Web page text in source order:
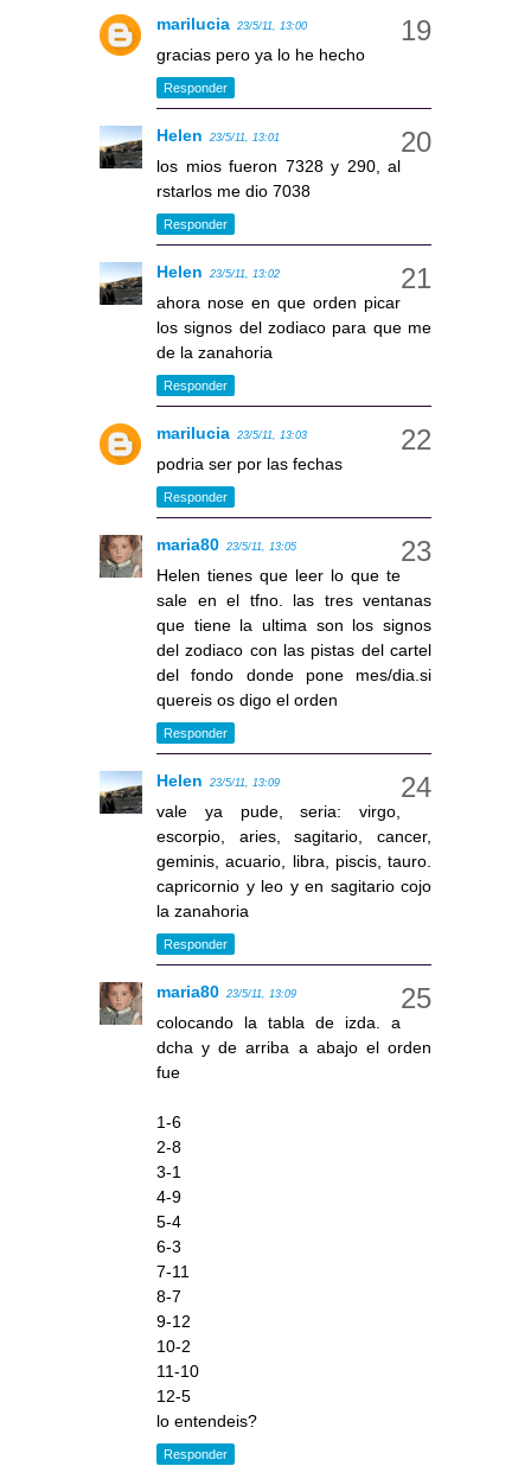
marilucia 23/5/11, 13:00
gracias pero ya lo he hecho
Responder
Helen 23/5/11, 13:01
los mios fueron 7328 y 290, al
rstarlos me dio 7038
Responder
Helen 23/5/11, 13:02
ahora nose en que orden picar
los signos del zodiaco para que me
de la zanahoria
Responder
marilucia 23/5/11, 13:03
podria ser por las fechas
Responder
maria80 23/5/11, 13:05
Helen tienes que leer lo que te
sale en el tfno. las tres ventanas
que tiene la ultima son los signos
del zodiaco con las pistas del cartel
del fondo donde pone mes/dia.si
quereis os digo el orden
Responder
Helen 23/5/11, 13:09
vale ya pude, seria: virgo,
escorpio, aries, sagitario, cancer,
geminis, acuario, libra, piscis, tauro.
capricornio y leo y en sagitario cojo
la zanahoria
Responder
maria80 23/5/11, 13:09
colocando la tabla de izda. a
dcha y de arriba a abajo el orden
fue
1-6
2-8
3-1
4-9
5-4
6-3
7-11
8-7
9-12
10-2
11-10
12-5
lo entendeis?
Responder